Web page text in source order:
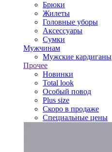
Брюки
Жилеты
Головные уборы
Аксессуары
Сумки
Мужчинам
Мужские кардиганы
Прочее
Новинки
Total look
Особый повод
Plus size
Скоро в продаже
Специальные цены